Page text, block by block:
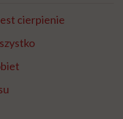
cierpienie